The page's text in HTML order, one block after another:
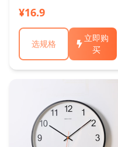
¥16.9
选规格
立即购
买